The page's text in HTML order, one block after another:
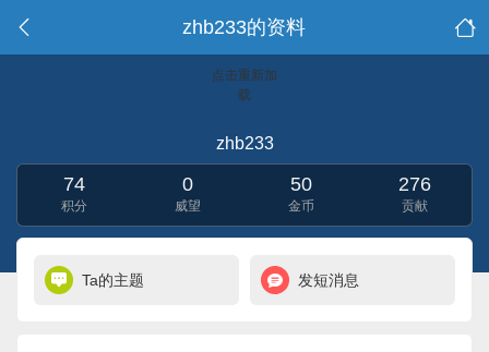
zhb233的资料
点击重新加
载
zhb233
74
积分
0
威望
50
金币
276
贡献
Ta的主题 发短消息